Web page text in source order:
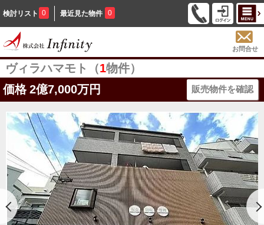
検討リスト 0 最近見た物件 0
お問合せ
ヴィラハマモト（1物件）
価格 2億7,000万円 販売物件を確認